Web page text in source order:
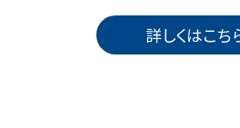
詳しくはこち